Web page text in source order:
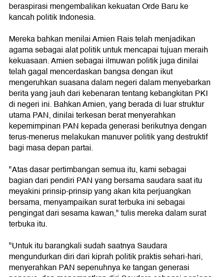
beraspirasi mengembalikan kekuatan Orde Baru ke
kancah politik Indonesia.
Mereka bahkan menilai Amien Rais telah menjadikan
agama sebagai alat politik untuk mencapai tujuan meraih
kekuasaan. Amien sebagai ilmuwan politik juga dinilai
telah gagal mencerdaskan bangsa dengan ikut
mengeruhkan suasana dalam negeri dalam menyebarkan
berita yang jauh dari kebenaran tentang kebangkitan PKI
di negeri ini. Bahkan Amien, yang berada di luar struktur
utama PAN, dinilai terkesan berat menyerahkan
kepemimpinan PAN kepada generasi berikutnya dengan
terus-menerus melakukan manuver politik yang destruktif
bagi masa depan partai.
"Atas dasar pertimbangan semua itu, kami sebagai
bagian dari pendiri PAN yang bersama saudara saat itu
meyakini prinsip-prinsip yang akan kita perjuangkan
bersama, menyampaikan surat terbuka ini sebagai
pengingat dari sesama kawan," tulis mereka dalam surat
terbuka itu.
"Untuk itu barangkali sudah saatnya Saudara
mengundurkan diri dari kiprah politik praktis sehari-hari,
menyerahkan PAN sepenuhnya ke tangan generasi